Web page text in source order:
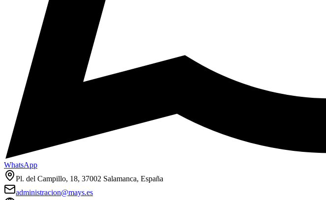
WhatsApp
Pl. del Campillo, 18, 37002 Salamanca, España
administracion@mays.es